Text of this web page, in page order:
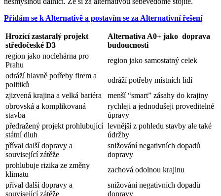
Přidám se k Alternativě a postavím se za Alternativní řešení
Hrozící zastaralý projekt
středočeské D3
Alternativa A0+ jako doprava
budoucnosti
region jako noclehárna pro
Prahu
region jako samostatný celek
odráží hlavně potřeby firem a
politiků
odráží potřeby místních lidí
zjizvená krajina a velká bariéra
menší “smart” zásahy do krajiny
obrovská a komplikovaná
stavba
rychleji a jednodušeji proveditelné
úpravy
předražený projekt prohlubující
státní dluh
levnější z pohledu stavby ale také
údržby
příval další dopravy a
související zátěže
snižování negativních dopadů
dopravy
prohlubuje rizika ze změny
klimatu
zachová odolnou krajinu
příval další dopravy a
související zátěže
snižování negativních dopadů
dopravy